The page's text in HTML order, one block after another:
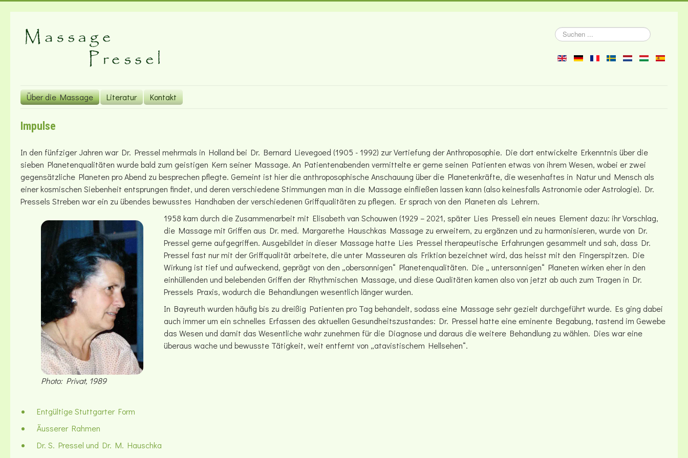
Suchen
...
Über die Massage Literatur Kontakt
Impulse
In den fünfziger Jahren war Dr. Pressel mehrmals in Holland bei Dr. Bernard Lievegoed (1905 - 1992) zur Vertiefung der Anthroposophie. Die dort entwickelte Erkenntnis über die
sieben Planetenqualitäten wurde bald zum geistigen Kern seiner Massage. An Patientenabenden vermittelte er gerne seinen Patienten etwas von ihrem Wesen, wobei er zwei
gegensätzliche Planeten pro Abend zu besprechen pflegte. Gemeint ist hier die anthroposophische Anschauung über die Planetenkräfte, die wesenhaftes in Natur und Mensch als
einer kosmischen Siebenheit entsprungen findet, und deren verschiedene Stimmungen man in die Massage einfließen lassen kann (also keinesfalls Astronomie oder Astrologie). Dr.
Pressels Streben war ein zu übendes bewusstes Handhaben der verschiedenen Griffqualitäten zu pflegen. Er sprach von den Planeten als Lehrern.
Photo: Privat, 1989
1958 kam durch die Zusammenarbeit mit Elisabeth van Schouwen (1929 – 2021, später Lies Pressel) ein neues Element dazu: ihr Vorschlag,
die Massage mit Griffen aus Dr. med. Margarethe Hauschkas Massage zu erweitern, zu ergänzen und zu harmonisieren, wurde von Dr.
Pressel gerne aufgegriffen. Ausgebildet in dieser Massage hatte Lies Pressel therapeutische Erfahrungen gesammelt und sah, dass Dr.
Pressel fast nur mit der Griffqualität arbeitete, die unter Masseuren als Friktion bezeichnet wird, das heisst mit den Fingerspitzen. Die
Wirkung ist tief und aufweckend, geprägt von den „obersonnigen“ Planetenqualitäten. Die „ untersonnigen“ Planeten wirken eher in den
einhüllenden und belebenden Griffen der Rhythmischen Massage, und diese Qualitäten kamen also von jetzt ab auch zum Tragen in Dr.
Pressels Praxis, wodurch die Behandlungen wesentlich länger wurden.
In Bayreuth wurden häufig bis zu dreißig Patienten pro Tag behandelt, sodass eine Massage sehr gezielt durchgeführt wurde. Es ging dabei
auch immer um ein schnelles Erfassen des aktuellen Gesundheitszustandes: Dr. Pressel hatte eine eminente Begabung, tastend im Gewebe
das Wesen und damit das Wesentliche wahr zunehmen für die Diagnose und daraus die weitere Behandlung zu wählen. Dies war eine
überaus wache und bewusste Tätigkeit, weit entfernt von „atavistischem Hellsehen“.
Entgültige Stuttgarter Form
Äusserer Rahmen
Dr. S. Pressel und Dr. M. Hauschka